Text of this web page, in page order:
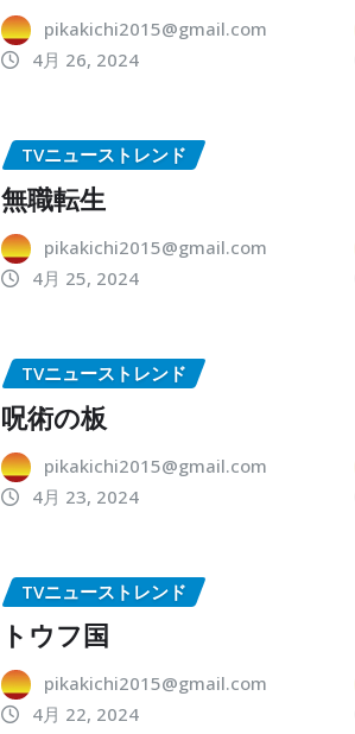
pikakichi2015@gmail.com
4月 26, 2024
TVニューストレンド
無職転生
pikakichi2015@gmail.com
4月 25, 2024
TVニューストレンド
呪術の板
pikakichi2015@gmail.com
4月 23, 2024
TVニューストレンド
トウフ国
pikakichi2015@gmail.com
4月 22, 2024